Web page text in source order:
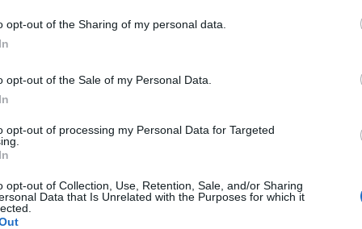
opt-out of the Sharing of my personal data.
opt-out of the Sale of my Personal Data.
opt-out of processing my Personal Data for Targeted
opt-out of Collection, Use, Retention, Sale, and/or Sharing
Data that Is Unrelated with the Purposes for which it